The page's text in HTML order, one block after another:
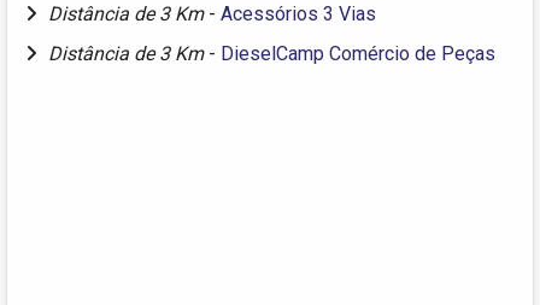
Distância de 3 Km - Acessórios 3 Vias
Distância de 3 Km - DieselCamp Comércio de Peças